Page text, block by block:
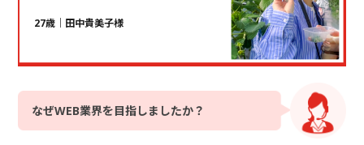
27歳｜田中貴美子様
なぜWEB業界を目指しましたか？